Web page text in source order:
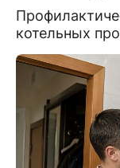
котельных